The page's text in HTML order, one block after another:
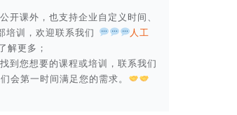
开课外，也支持企业自定义时间、
培训，欢迎联系我们
人工
解更多；
到您想要的课程或培训，联系我们
们会第一时间满足您的需求。